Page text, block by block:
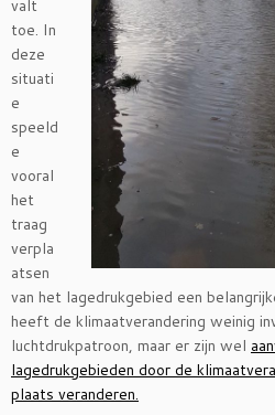
valt
toe. In
deze
situati
e
speeld
e
vooral
het
traag
verpla
atsen
van het lagedrukgebied een
heeft de klimaatverandering weinig
luchtdrukpatroon, maar er zijn wel
lagedrukgebieden door de
plaats veranderen.